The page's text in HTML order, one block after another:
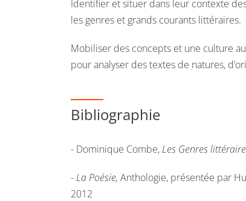
Identifier et situer dans leur contexte
les genres et grands courants littéraires.
Mobiliser des concepts et une culture
pour analyser des textes de natures,
Bibliographie
- Dominique Combe,Les Genres
-La Poésie, Anthologie, présentée par
2012